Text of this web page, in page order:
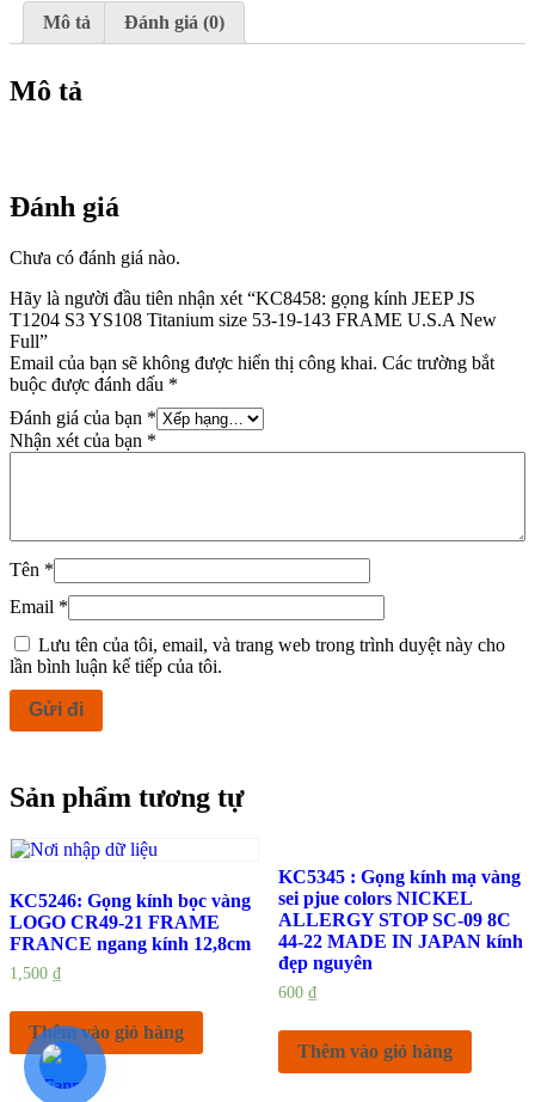
53-
143 FRAME
U.S.A
Mô tả Đánh giá (0)
Mô tả
Đánh giá
Chưa có đánh giá nào.
Hãy là người đầu tiên nhận xét “KC8458: gọng kính JEEP JS
T1204 S3 YS108 Titanium size 53-19-143 FRAME U.S.A New
Full”
Email của bạn sẽ không được hiển thị công khai. Các trường bắt
buộc được đánh dấu *
Đánh giá của bạn *
Nhận xét của bạn *
Tên *
Email *
Lưu tên của tôi, email, và trang web trong trình duyệt này cho
lần bình luận kế tiếp của tôi.
Sản phẩm tương tự
KC5246: Gọng kính bọc vàng
LOGO CR49-21 FRAME
FRANCE ngang kính 12,8cm
1,500 ₫
Thêm vào giỏ hàng
KC5345 : Gọng kính mạ vàng
sei pjue colors NICKEL
ALLERGY STOP SC-09 8C
44-22 MADE IN JAPAN kính
đẹp nguyên
600 ₫
Thêm vào giỏ hàng